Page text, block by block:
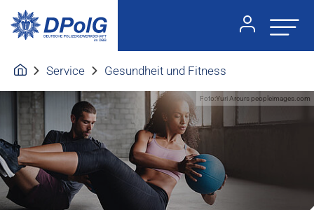
Service Gesundheit und Fitness
Foto:Yuri Arcurs peopleimages.com